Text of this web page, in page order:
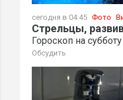
сегодня в 04:45 Фото
Стрельцы,
Гороскоп на субботу
Обсудить